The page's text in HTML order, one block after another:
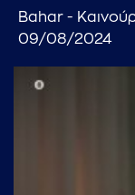
Bahar -
09/08/2024